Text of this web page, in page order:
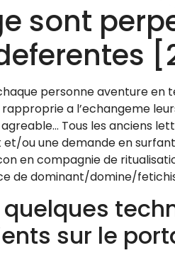
sont
personne aventure
a l’echangeme
Tous les anciens
ou une demande en
en compagnie de
de dominant/domine/
sur le